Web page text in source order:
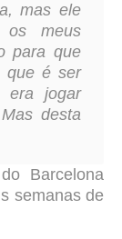
mas ele
os meus
para que
que é ser
era jogar
desta
Barcelona
semanas de